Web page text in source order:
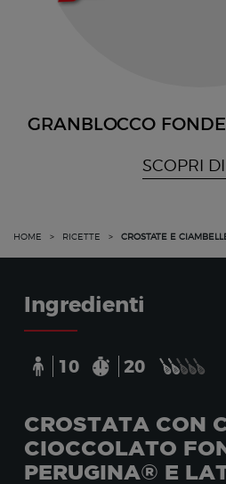
GRANBLOCCO
SCOPRI
HOME > RICETTE > CROSTATE E
Ingredienti
10 20
CROSTATA CON
CIOCCOLATO
PERUGINA® E